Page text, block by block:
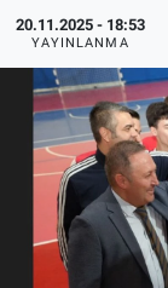
20.11.2025 - 18:53
YAYINLANMA